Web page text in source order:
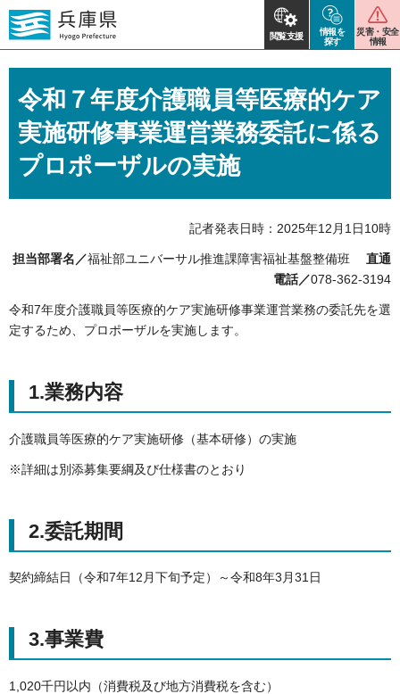
閲覧支援
情報を
探す
災害・安全
情報
令和７年度介護職員等医療的ケア
実施研修事業運営業務委託に係る
プロポーザルの実施
記者発表日時：2025年12月1日10時
担当部署名／福祉部ユニバーサル推進課障害福祉基盤整備班 直通
電話／078-362-3194
令和7年度介護職員等医療的ケア実施研修事業運営業務の委託先を選
定するため、プロポーザルを実施します。
1.業務内容
介護職員等医療的ケア実施研修（基本研修）の実施
※詳細は別添募集要綱及び仕様書のとおり
2.委託期間
契約締結日（令和7年12月下旬予定）～令和8年3月31日
3.事業費
1,020千円以内（消費税及び地方消費税を含む）